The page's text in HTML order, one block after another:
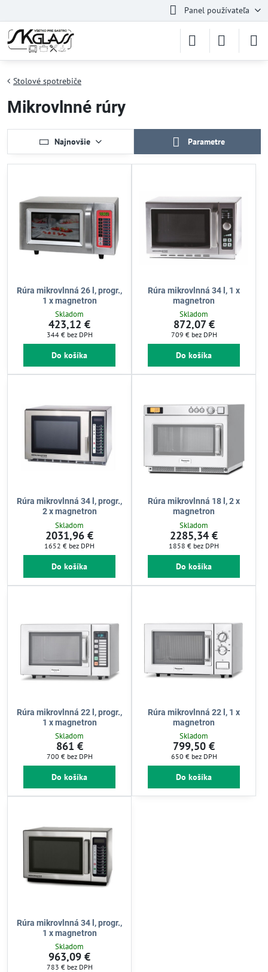
Panel používateľa
Stolové spotrebiče
Mikrovlnné rúry
Najnovšie Parametre
Rúra mikrovlnná 26 l, progr.,
1 x magnetron
Skladom
423,12 €
344 € bez DPH
Do košíka
Rúra mikrovlnná 34 l, 1 x
magnetron
Skladom
872,07 €
709 € bez DPH
Do košíka
Rúra mikrovlnná 34 l, progr.,
2 x magnetron
Skladom
2031,96 €
1652 € bez DPH
Do košíka
Rúra mikrovlnná 18 l, 2 x
magnetron
Skladom
2285,34 €
1858 € bez DPH
Do košíka
Rúra mikrovlnná 22 l, progr.,
1 x magnetron
Skladom
861 €
700 € bez DPH
Do košíka
Rúra mikrovlnná 22 l, 1 x
magnetron
Skladom
799,50 €
650 € bez DPH
Do košíka
Rúra mikrovlnná 34 l, progr.,
1 x magnetron
Skladom
963,09 €
783 € bez DPH